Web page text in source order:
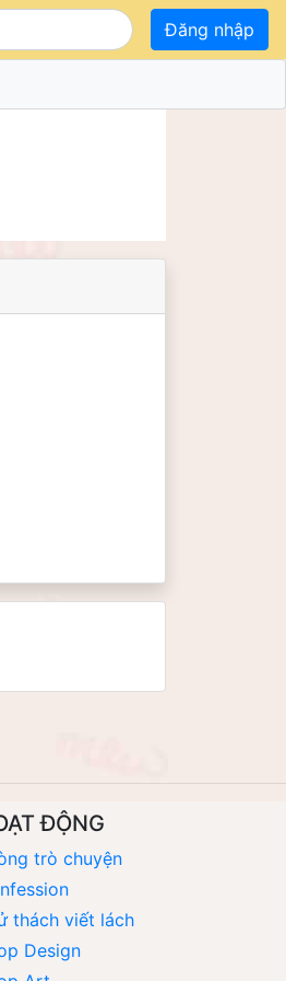
Đăng nhập
ĐỘNG
trò chuyện
thách viết lách
Design